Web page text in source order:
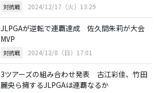
対抗戦 2024/12/17（火）13:29
JLPGAが逆転で連覇達成 佐久間朱莉が大会
MVP
対抗戦 2024/12/8（日）17:01
3ツアーズの組み合わせ発表 古江彩佳、竹田
麗央ら擁するJLPGAは連覇なるか